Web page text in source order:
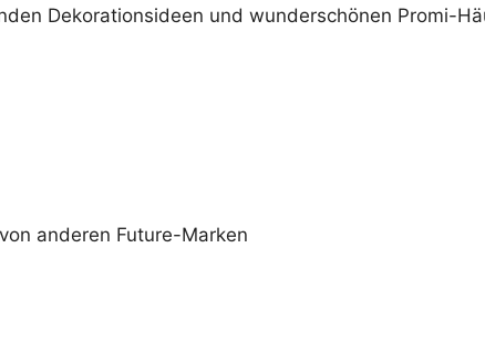
Dekorationsideen und wunderschönen Promi-
anderen Future-Marken